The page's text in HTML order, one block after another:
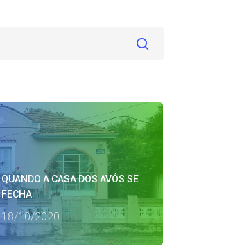
QUANDO A CASA DOS AVÓS SE
FECHA
18/10/2020